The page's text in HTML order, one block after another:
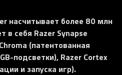
насчитывает более 80 млн
в себя Razer Synapse
(патентованная
подсветки), Razer Cortex
и запуска игр).